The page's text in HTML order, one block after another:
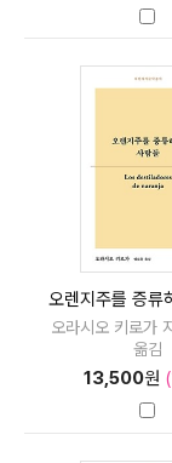
오렌지주를 증류
오라시오 키로가
옮김
13,500원